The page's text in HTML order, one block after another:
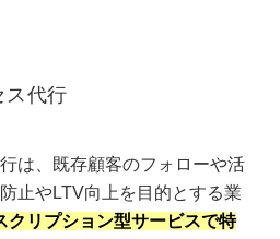
ス代行
は、既存顧客のフォローや活
止やLTV向上を目的とする業
クリプション型サービスで特